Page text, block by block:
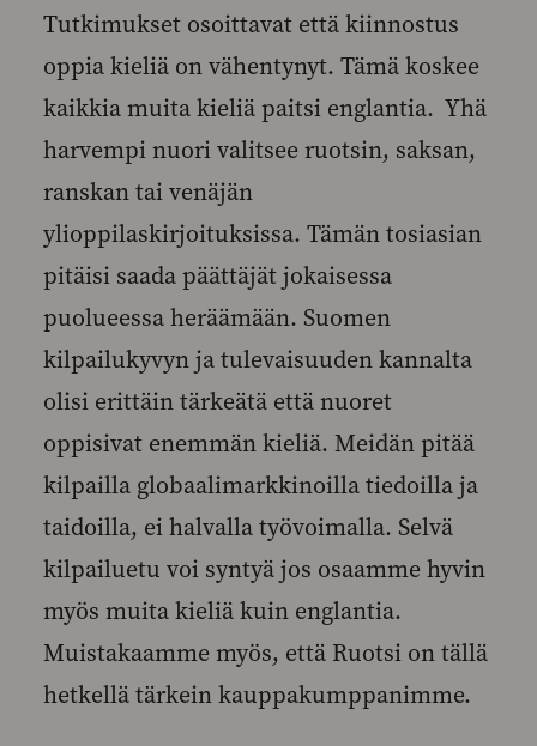
Tutkimukset osoittavat että kiinnostus
oppia kieliä on vähentynyt. Tämä koskee
kaikkia muita kieliä paitsi englantia. Yhä
harvempi nuori valitsee ruotsin, saksan,
ranskan tai venäjän
ylioppilaskirjoituksissa. Tämän tosiasian
pitäisi saada päättäjät jokaisessa
puolueessa heräämään. Suomen
kilpailukyvyn ja tulevaisuuden kannalta
olisi erittäin tärkeätä että nuoret
oppisivat enemmän kieliä. Meidän pitää
kilpailla globaalimarkkinoilla tiedoilla ja
taidoilla, ei halvalla työvoimalla. Selvä
kilpailuetu voi syntyä jos osaamme hyvin
myös muita kieliä kuin englantia.
Muistakaamme myös, että Ruotsi on tällä
hetkellä tärkein kauppakumppanimme.